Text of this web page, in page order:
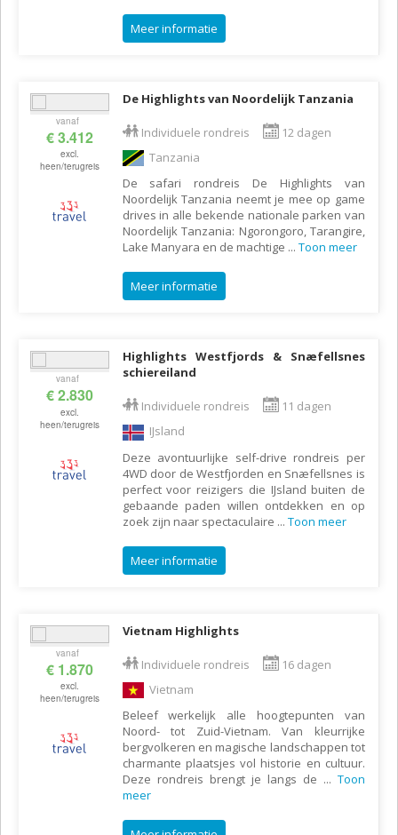
Meer informatie
vanaf
€ 3.412
excl.
heen/terugreis
De Highlights van Noordelijk Tanzania
Individuele rondreis
12 dagen
Tanzania
De safari rondreis De Highlights van
Noordelijk Tanzania neemt je mee op game
drives in alle bekende nationale parken van
Noordelijk Tanzania: Ngorongoro, Tarangire,
Lake Manyara en de machtige ... Toon meer
Meer informatie
vanaf
€ 2.830
excl.
heen/terugreis
Highlights Westfjords & Snæfellsnes
schiereiland
Individuele rondreis
11 dagen
IJsland
Deze avontuurlijke self-drive rondreis per
4WD door de Westfjorden en Snæfellsnes is
perfect voor reizigers die IJsland buiten de
gebaande paden willen ontdekken en op
zoek zijn naar spectaculaire ... Toon meer
Meer informatie
vanaf
€ 1.870
excl.
heen/terugreis
Vietnam Highlights
Individuele rondreis
16 dagen
Vietnam
Beleef werkelijk alle hoogtepunten van
Noord- tot Zuid-Vietnam. Van kleurrijke
bergvolkeren en magische landschappen tot
charmante plaatsjes vol historie en cultuur.
Deze rondreis brengt je langs de ... Toon
meer